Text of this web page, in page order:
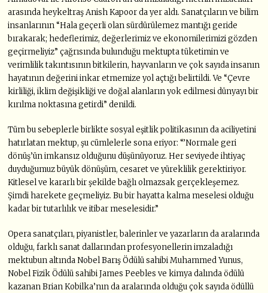
arasında heykeltraş Anish Kapoor da yer aldı. Sanatçıların ve bilim
insanlarının “Hala geçerli olan sürdürülemez mantığı geride
bırakarak; hedeflerimiz, değerlerimiz ve ekonomilerimizi gözden
geçirmeliyiz” çağrısında bulunduğu mektupta tüketimin ve
verimlilik takıntısının bitkilerin, hayvanların ve çok sayıda insanın
hayatının değerini inkar etmemize yol açtığı belirtildi. Ve “Çevre
kirliliği, iklim değişikliği ve doğal alanların yok edilmesi dünyayı bir
kırılma noktasına getirdi” denildi.
Tüm bu sebeplerle birlikte sosyal eşitlik politikasının da aciliyetini
hatırlatan mektup, şu cümlelerle sona eriyor: “’Normale geri
dönüş’ün imkansız olduğunu düşünüyoruz. Her seviyede ihtiyaç
duyduğumuz büyük dönüşüm, cesaret ve yüreklilik gerektiriyor.
Kitlesel ve kararlı bir şekilde bağlı olmazsak gerçekleşemez.
Şimdi harekete geçmeliyiz. Bu bir hayatta kalma meselesi olduğu
kadar bir tutarlılık ve itibar meselesidir.”
Opera sanatçıları, piyanistler, balerinler ve yazarların da aralarında
olduğu, farklı sanat dallarından profesyonellerin imzaladığı
mektubun altında Nobel Barış Ödülü sahibi Muhammed Yunus,
Nobel Fizik Ödülü sahibi James Peebles ve kimya dalında ödülü
kazanan Brian Kobilka’nın da aralarında olduğu çok sayıda ödüllü